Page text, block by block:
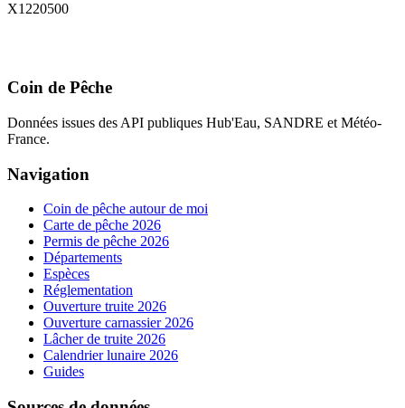
X1220500
Coin de Pêche
Données issues des API publiques Hub'Eau, SANDRE et Météo-
France.
Navigation
Coin de pêche autour de moi
Carte de pêche 2026
Permis de pêche 2026
Départements
Espèces
Réglementation
Ouverture truite 2026
Ouverture carnassier 2026
Lâcher de truite 2026
Calendrier lunaire 2026
Guides